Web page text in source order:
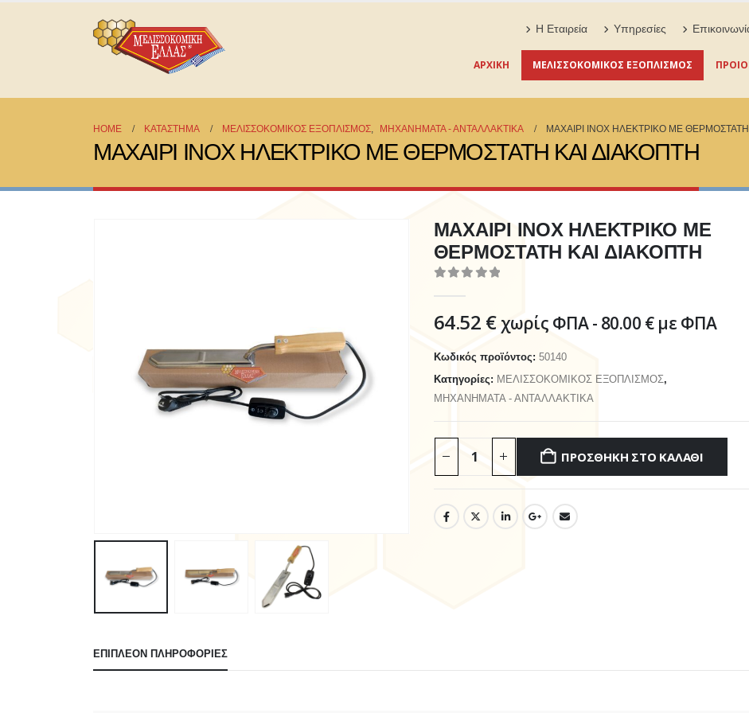
Η Εταιρεία Υπηρεσίες
ΑΡΧΙΚΉ ΜΕΛΙΣΣΟΚΟΜΙΚΟΣ ΕΞΟΠΛΙΣΜΟΣ
HOME ΚΑΤΆΣΤΗΜΑ ΜΕΛΙΣΣΟΚΟΜΙΚΟΣ ΕΞΟΠΛΙΣΜΟΣ, ΜΗΧΑΝΗΜΑΤΑ - ΑΝΤΑΛΛΑΚΤΙΚΑ ΜΑΧΑΙΡΙ ΙΝΟΧ ΗΛΕΚΤΡΙΚΟ ΜΕ ΘΕΡΜΟΣΤΑΤΗ
ΜΑΧΑΙΡΙ ΙΝΟΧ ΗΛΕΚΤΡΙΚΟ ΜΕ ΘΕΡΜΟΣΤΑΤΗ ΚΑΙ ΔΙΑΚΟΠΤΗ
ΜΑΧΑΙΡΙ ΙΝΟΧ ΗΛΕΚΤΡΙΚΟ ΜΕ
ΘΕΡΜΟΣΤΑΤΗ ΚΑΙ ΔΙΑΚΟΠΤΗ
64.52 € χωρίς ΦΠΑ - 80.00 €με ΦΠΑ
Κωδικός προϊόντος: 50140
Κατηγορίες: ΜΕΛΙΣΣΟΚΟΜΙΚΟΣ ΕΞΟΠΛΙΣΜΟΣ,
ΜΗΧΑΝΗΜΑΤΑ - ΑΝΤΑΛΛΑΚΤΙΚΑ
ΠΡΟΣΘΉΚΗ ΣΤΟ ΚΑΛΆΘΙ
ΕΠΙΠΛΈΟΝ ΠΛΗΡΟΦΟΡΊΕΣ